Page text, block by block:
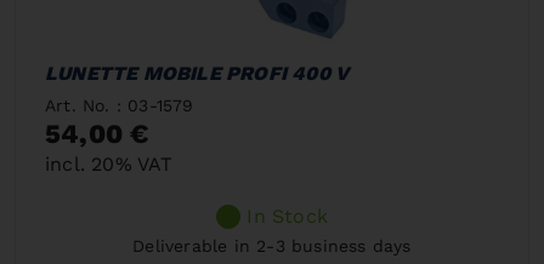
LUNETTE MOBILE PROFI 400 V
Art. No. : 03-1579
54,00 €
incl. 20% VAT
In Stock
Deliverable in 2-3 business days